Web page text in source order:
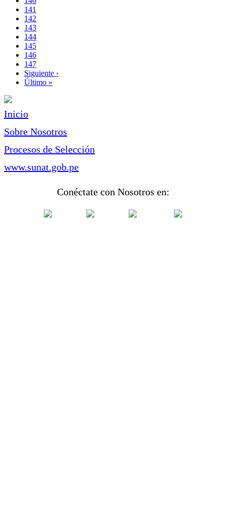
Page
141
Page
142
Página
actual
143
Page
144
Page
145
Page
146
Page
147
Siguiente
página
Siguiente ›
Última
Último »
Inicio
Sobre Nosotros
Procesos de Selección
www.sunat.gob.pe
Conéctate con Nosotros en: